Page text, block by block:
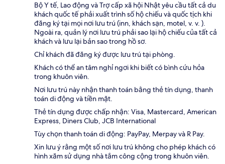
Bộ Y tế, Lao động và Trợ cấp xã hội Nhật yêu cầu tất cả du
khách quốc tế phải xuất trình số hộ chiếu và quốc tịch khi
đăng ký tại mọi nơi lưu trú (inn, khách sạn, motel, v. v. ).
Ngoài ra, quản lý nơi lưu trú phải sao lại hộ chiếu của tất cả
khách và lưu lại bản sao trong hồ sơ.
Chỉ khách đã đăng ký được lưu trú tại phòng.
Khách có thể an tâm nghỉ ngơi khi biết có bình cứu hỏa
trong khuôn viên.
Nơi lưu trú này nhận thanh toán bằng thẻ tín dụng, thanh
toán di động và tiền mặt.
Thẻ tín dụng được chấp nhận: Visa, Mastercard, American
Express, Diners Club, JCB International
Tùy chọn thanh toán di động: PayPay, Merpay và R Pay.
Xin lưu ý rằng một số nơi lưu trú không cho phép khách có
hình xăm sử dụng nhà tắm công cộng trong khuôn viên.